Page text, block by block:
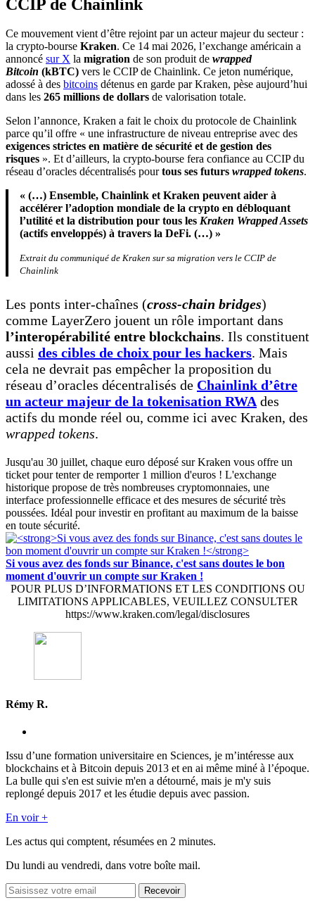
CCIP de Chainlink
Ce mouvement vient d’être rejoint par un acteur majeur du secteur :
la crypto-bourse Kraken. Ce 14 mai 2026, l’exchange américain a
annoncé sur X la migration de son produit de wrapped
Bitcoin (kBTC) vers le CCIP de Chainlink. Ce jeton numérique,
adossé à des bitcoins détenus en garde par Kraken, pèse aujourd’hui
dans les 265 millions de dollars de valorisation totale.
Selon l’annonce, Kraken a fait le choix du protocole de Chainlink
parce qu’il offre « une infrastructure de niveau entreprise avec des
exigences strictes en matière de sécurité et de gestion des
risques ». Et d’ailleurs, la crypto-bourse fera confiance au CCIP du
réseau d’oracles décentralisés pourtous ses futurs wrapped tokens.
« (…) Ensemble, Chainlink et Kraken peuvent aider à
accélérer l’adoption mondiale de la crypto en débloquant
l’utilité et la distribution pour tous les Kraken Wrapped Assets
(actifs enveloppés) à travers la DeFi. (…) »
Extrait du communiqué de Kraken sur sa migration vers le CCIP de
Chainlink
Les ponts inter-chaînes (cross-chain bridges)
comme LayerZero jouent un rôle important dans
l’interopérabilité entre blockchains. Ils constituent
aussi des cibles de choix pour les hackers. Mais
cela ne devrait pas empêcher la proposition du
réseau d’oracles décentralisés de Chainlink d’être
un acteur majeur de la tokenisation RWAdes
actifs du monde réel ou, comme ici avec Kraken, des
wrapped tokens.
Jusqu'au 30 juillet, chaque euro déposé sur Kraken vous offre un
ticket pour tenter de remporter 1 million d'euros ! L'exchange
historique propose de très nombreuses cryptomonnaies, une
interface professionnelle efficace et des mesures de sécurité très
poussées. Idéal pour investir en profitant au maximum de la baisse
en toute sécurité.
Si vous avez des fonds sur Binance, c'est sans doutes le bon
moment d'ouvrir un compte sur Kraken !
POUR PLUS D’INFORMATIONS ET LES CONDITIONS OU
LIMITATIONS APPLICABLES, VEUILLEZ CONSULTER
https://www.kraken.com/legal/disclosures
Rémy R.
Issu d’une formation universitaire en Sciences, je m’intéresse aux
blockchains et à Bitcoin depuis 2013 et en ai même miné à l’époque.
La bulle qui s'en est suivie m'en a détourné, mais je m'y suis
replongé depuis 2017 et les étudie depuis avec passion.
En voir +
Les actus qui comptent, résumées en 2 minutes.
Du lundi au vendredi, dans votre boîte mail.
Recevoir